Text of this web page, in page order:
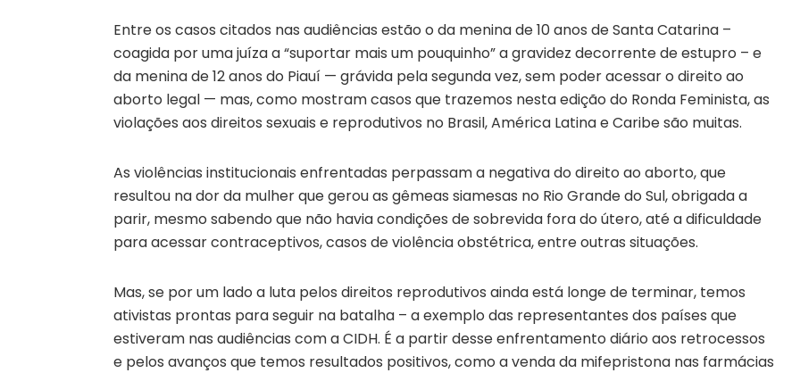
Entre os casos citados nas audiências estão o da menina de 10 anos de Santa Catarina –
coagida por uma juíza a “suportar mais um pouquinho” a gravidez decorrente de estupro – e
da menina de 12 anos do Piauí — grávida pela segunda vez, sem poder acessar o direito ao
aborto legal — mas, como mostram casos que trazemos nesta edição do Ronda Feminista, as
violações aos direitos sexuais e reprodutivos no Brasil, América Latina e Caribe são muitas.
As violências institucionais enfrentadas perpassam a negativa do direito ao aborto, que
resultou na dor da mulher que gerou as gêmeas siamesas no Rio Grande do Sul, obrigada a
parir, mesmo sabendo que não havia condições de sobrevida fora do útero, até a dificuldade
para acessar contraceptivos, casos de violência obstétrica, entre outras situações.
Mas, se por um lado a luta pelos direitos reprodutivos ainda está longe de terminar, temos
ativistas prontas para seguir na batalha – a exemplo das representantes dos países que
estiveram nas audiências com a CIDH. É a partir desse enfrentamento diário aos retrocessos
e pelos avanços que temos resultados positivos, como a venda da mifepristona nas farmácias